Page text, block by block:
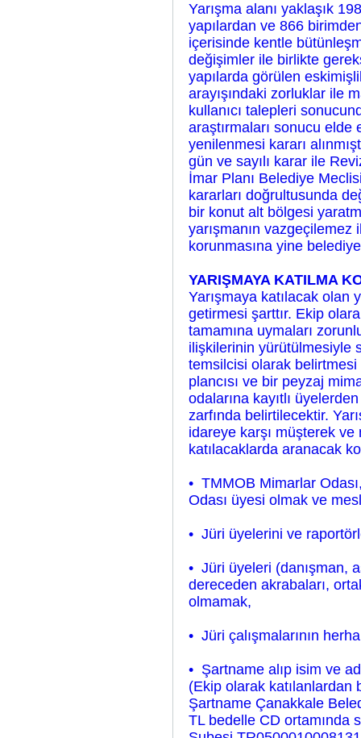
Yarışma alanı yaklaşık
yapılardan ve 866
içerisinde kentle
değişimler ile birlikte
yapılarda görülen
arayışındaki zorluklar ile
kullanıcı talepleri
araştırmaları sonucu elde
yenilenmesi kararı
gün ve sayılı karar ile
İmar Planı Belediye
kararları doğrultusunda
bir konut alt bölgesi
yarışmanın vazgeçilemez
korunmasına yine
YARIŞMAYA KATILMA
Yarışmaya katılacak olan
getirmesi şarttır. Ekip
tamamına uymaları
ilişkilerinin yürütülmesiyle
temsilcisi olarak
plancısı ve bir peyzaj
odalarına kayıtlı
zarfında belirtilecektir.
idareye karşı müşterek
katılacaklarda aranacak
• TMMOB Mimarlar
Odası üyesi olmak ve
• Jüri üyelerini ve
• Jüri üyeleri (danışman,
dereceden akrabaları,
olmamak,
• Jüri çalışmalarının
• Şartname alıp isim ve
(Ekip olarak katılanlardan
Şartname Çanakkale
TL bedelle CD ortamında